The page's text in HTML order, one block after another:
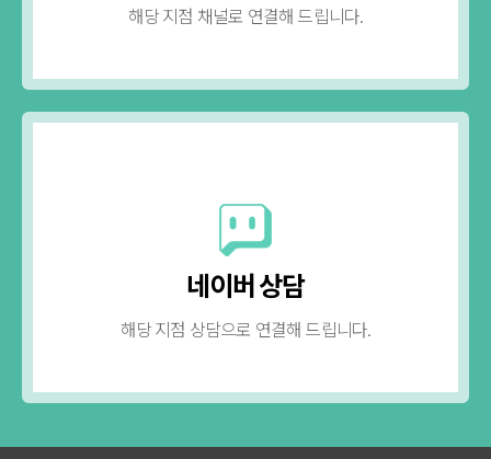
해당 지점 채널로 연결해 드립니다.
네이버 상담
해당 지점 상담으로 연결해 드립니다.